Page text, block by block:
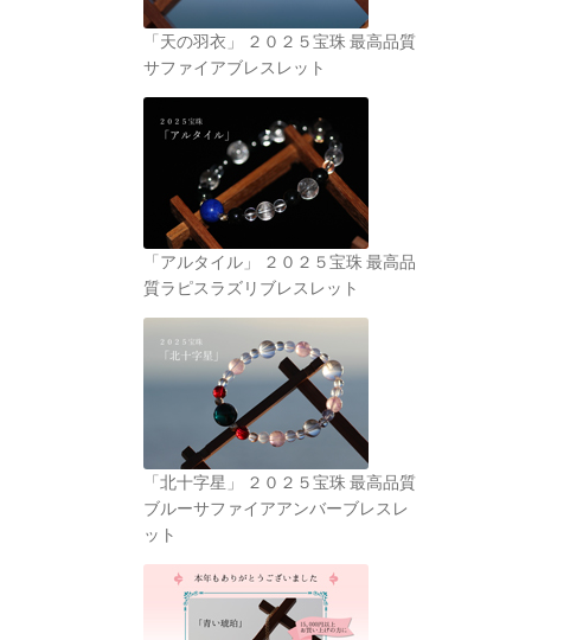
「天の羽衣」 ２０２５宝珠 最高品質
サファイアブレスレット
「アルタイル」 ２０２５宝珠 最高品
質ラピスラズリブレスレット
「北十字星」 ２０２５宝珠 最高品質
ブルーサファイアアンバーブレスレ
ット